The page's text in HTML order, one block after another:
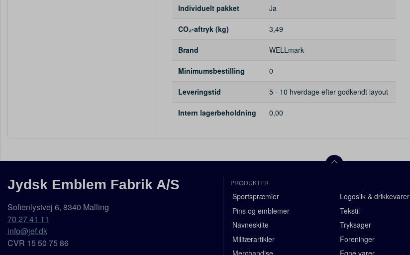
Individuelt pakket Ja
CO₂-aftryk (kg) 3,49
Brand WELLmark
Minimumsbestilling 0
Leveringstid 5 - 10 hverdage efter godkendt layout
Intern lagerbeholdning 0,00
Jydsk Emblem Fabrik A/S
Sofienlystvej 6, 8340 Malling
70 27 41 11
info@jef.dk
CVR 15 50 75 86
PRODUKTER
Sportspræmier
Pins og emblemer
Navneskilte
Militærartikler
Logoslik & drikkevarer
Tekstil
Tryksager
Foreninger